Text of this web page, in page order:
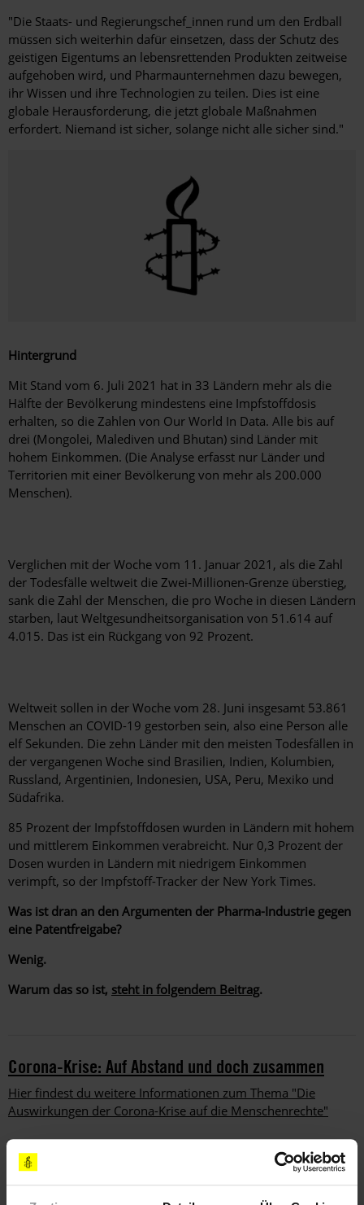
"Die Staats- und Regierungschef_innen rund um den Erdball
müssen sich weiterhin dafür einsetzen, dass der Schutz des
geistigen Eigentums an lebensrettenden Produkten zeitweise
aufgehoben wird, und Pharmaunternehmen dazu bewegen,
ihr Wissen und ihre Technologien zu teilen. Dies ist eine
globale Herausforderung, die jetzt globale Maßnahmen
erfordert. Niemand ist sicher, solange nicht alle sicher sind."
Hintergrund
Mit Stand vom 6. Juli 2021 hat in 33 Ländern mehr als die
Hälfte der Bevölkerung mindestens eine Impfstoffdosis
erhalten, so die Zahlen von Our World In Data. Alle bis auf
drei (Mongolei, Malediven und Bhutan) sind Länder mit
hohem Einkommen. (Die Analyse erfasst nur Länder und
Territorien mit einer Bevölkerung von mehr als 200.000
Menschen).
Verglichen mit der Woche vom 11. Januar 2021, als die Zahl
der Todesfälle weltweit die Zwei-Millionen-Grenze überstieg,
sank die Zahl der Menschen, die pro Woche in diesen Ländern
starben, laut Weltgesundheitsorganisation von 51.614 auf
4.015. Das ist ein Rückgang von 92 Prozent.
Weltweit sollen in der Woche vom 28. Juni insgesamt 53.861
Menschen an COVID-19 gestorben sein, also eine Person alle
elf Sekunden. Die zehn Länder mit den meisten Todesfällen in
der vergangenen Woche sind Brasilien, Indien, Kolumbien,
Russland, Argentinien, Indonesien, USA, Peru, Mexiko und
Südafrika.
85 Prozent der Impfstoffdosen wurden in Ländern mit hohem
und mittlerem Einkommen verabreicht. Nur 0,3 Prozent der
Dosen wurden in Ländern mit niedrigem Einkommen
verimpft, so der Impfstoff-Tracker der New York Times.
Was ist dran an den Argumenten der Pharma-Industrie gegen
eine Patentfreigabe?
Wenig.
Warum das so ist, steht in folgendem Beitrag.
Corona-Krise: Auf Abstand und doch zusammen
Hier findest du weitere Informationen zum Thema "Die
Auswirkungen der Corona-Krise auf die Menschenrechte"
Schlagworte